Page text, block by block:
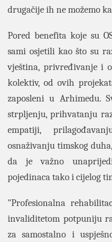
drugačije ih ne možemo
Pored benefita koje su
sami osjetili kao što su
vještina, privređivanje i
kolektiv, od ovih
zaposleni u Arhimedu.
strpljenju, prihvatanju
empatiji,
osnaživanju timskog
da je važno
pojedinaca tako i cijelog
"Profesionalna
invaliditetom potpuniju
za samostalno i